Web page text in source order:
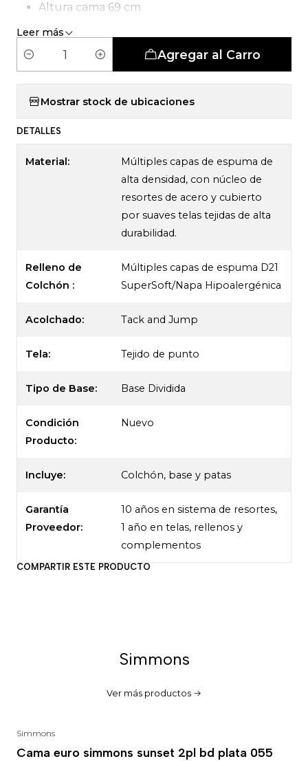
Altura cama 69 cm
Tipo de Carcasa: Pocket Smartcomfort
Leer más
t
i
Agregar al Carro
Mostrar stock de ubicaciones
DETALLES
Material:
Múltiples capas de espuma de
alta densidad, con núcleo de
resortes de acero y cubierto
por suaves telas tejidas de alta
durabilidad.
Relleno de
Colchón :
Múltiples capas de espuma D21
SuperSoft/Napa Hipoalergénica
Acolchado: Tack and Jump
Tela: Tejido de punto
Tipo de Base: Base Dividida
Condición
Producto:
Nuevo
Incluye: Colchón, base y patas
Garantía
Proveedor:
10 años en sistema de resortes,
1 año en telas, rellenos y
complementos
COMPARTIR ESTE PRODUCTO
Simmons
Ver más productos
Simmons
Cama euro simmons sunset 2pl bd plata 055